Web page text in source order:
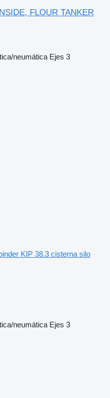
FLOUR TANKER
neumática Ejes 3
KIP 38.3 cisterna silo
neumática Ejes 3